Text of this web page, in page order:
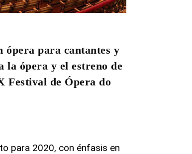
ópera para cantantes y
la ópera y el estreno de
Festival de Ópera do
para 2020, con énfasis en